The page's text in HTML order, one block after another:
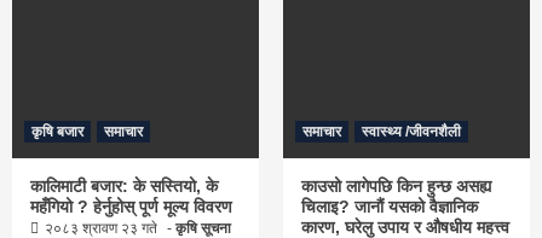
कृषि बजार समाचार
कालिमाटी बजार: के सस्तियो, के
महँगियो ? हेर्नुहोस् पूर्ण मूल्य विवरण
२०८३ श्रावण २३ गते कृषि सूचना
समाचार स्वास्थ्य /जीवनशैली
काउसो लागेपछि किन हुन्छ असह्य
चिलाइ? जानौं यसको वैज्ञानिक
कारण, घरेलु उपाय र औषधीय महत्त्व